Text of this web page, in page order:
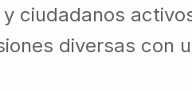
ciudadanos
diversas con